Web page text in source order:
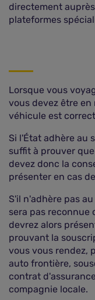
directement
plateformes
Lorsque vous
vous devez être
véhicule est
Si l'État adhère au
suffit à prouver
devez donc la
présenter en cas
S'il n'adhère pas
sera pas reconnue
devrez alors
prouvant la
vous vous rendez,
auto frontière,
contrat
compagnie locale.